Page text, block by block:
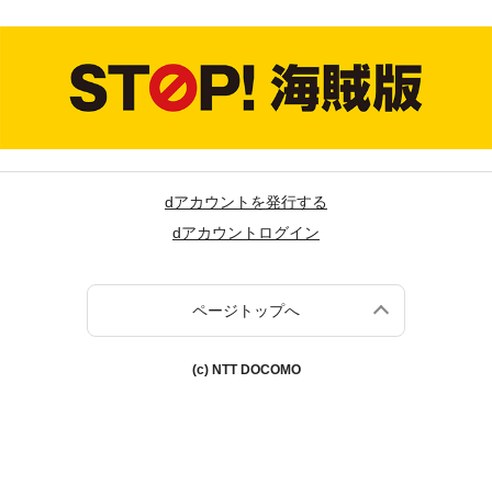
dアカウントを発行する
dアカウントログイン
ページトップへ
(c) NTT DOCOMO